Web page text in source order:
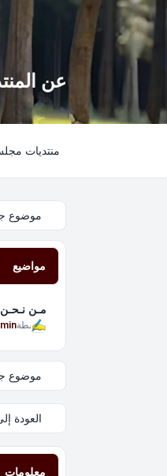
عن
منتديات
موضوع
مواضيع
مـن
بواسطة
موضوع
العودة
معلومات